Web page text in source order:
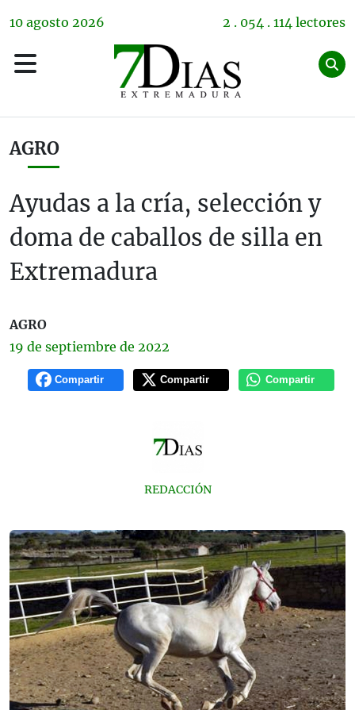
10 agosto 2026 2 . 054 . 114 lectores
AGRO
Ayudas a la cría, selección y
doma de caballos de silla en
Extremadura
AGRO
19 de septiembre de 2022
Compartir Compartir Compartir
REDACCIÓN